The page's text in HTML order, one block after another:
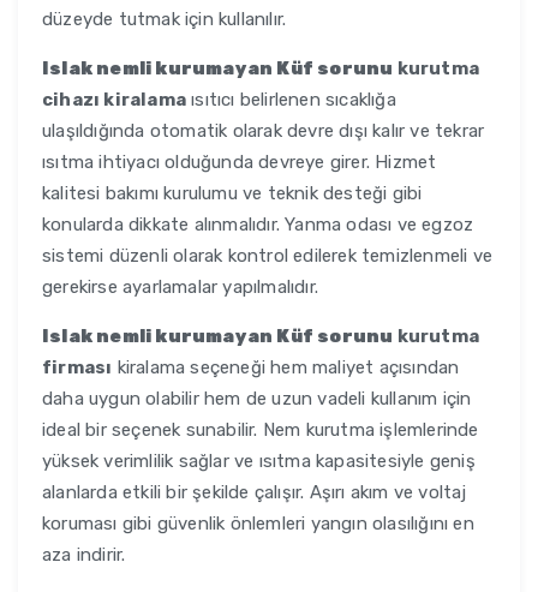
düzeyde tutmak için kullanılır.
Islak nemli kurumayan Küf sorunu kurutma
cihazı kiralama ısıtıcı belirlenen sıcaklığa
ulaşıldığında otomatik olarak devre dışı kalır ve tekrar
ısıtma ihtiyacı olduğunda devreye girer. Hizmet
kalitesi bakımı kurulumu ve teknik desteği gibi
konularda dikkate alınmalıdır. Yanma odası ve egzoz
sistemi düzenli olarak kontrol edilerek temizlenmeli ve
gerekirse ayarlamalar yapılmalıdır.
Islak nemli kurumayan Küf sorunu kurutma
firması kiralama seçeneği hem maliyet açısından
daha uygun olabilir hem de uzun vadeli kullanım için
ideal bir seçenek sunabilir. Nem kurutma işlemlerinde
yüksek verimlilik sağlar ve ısıtma kapasitesiyle geniş
alanlarda etkili bir şekilde çalışır. Aşırı akım ve voltaj
koruması gibi güvenlik önlemleri yangın olasılığını en
aza indirir.